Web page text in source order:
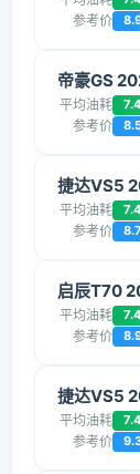
参考价
帝豪GS
平均油耗
参考价
捷达VS5
平均油耗
参考价
启辰T70
平均油耗
参考价
捷达VS5
平均油耗
参考价